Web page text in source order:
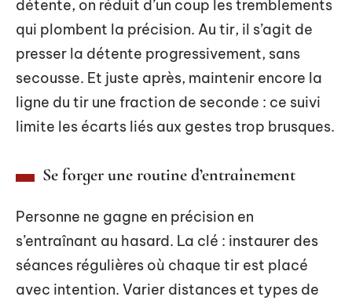
détente, on réduit d’un coup les tremblements
qui plombent la précision. Au tir, il s’agit de
presser la détente progressivement, sans
secousse. Et juste après, maintenir encore la
ligne du tir une fraction de seconde : ce suivi
limite les écarts liés aux gestes trop brusques.
Se forger une routine d’entraînement
Personne ne gagne en précision en
s’entraînant au hasard. La clé : instaurer des
séances régulières où chaque tir est placé
avec intention. Varier distances et types de